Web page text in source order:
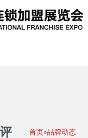
首页»品牌动态